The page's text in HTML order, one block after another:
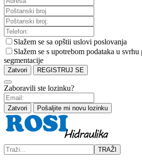
Slažem se sa opštii uslovi poslovanja
Slažem se s upotrebom podataka u
segmentacije
Zatvori REGISTRUJ SE
Zaboravili ste lozinku?
Zatvori Pošaljite mi novu lozinku
TRAŽI